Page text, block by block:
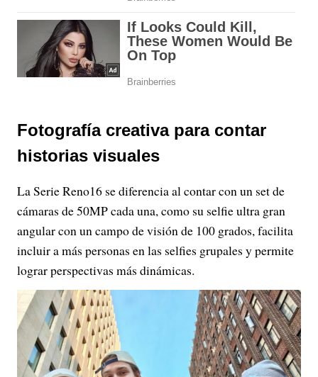
Fotografía creativa para contar
historias visuales
La Serie Reno16 se diferencia al contar con un set de
cámaras de 50MP cada una, como su selfie ultra gran
angular con un campo de visión de 100 grados, facilita
incluir a más personas en las selfies grupales y permite
lograr perspectivas más dinámicas.